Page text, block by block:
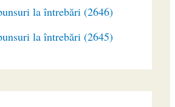
la întrebări (2646)
la întrebări (2645)